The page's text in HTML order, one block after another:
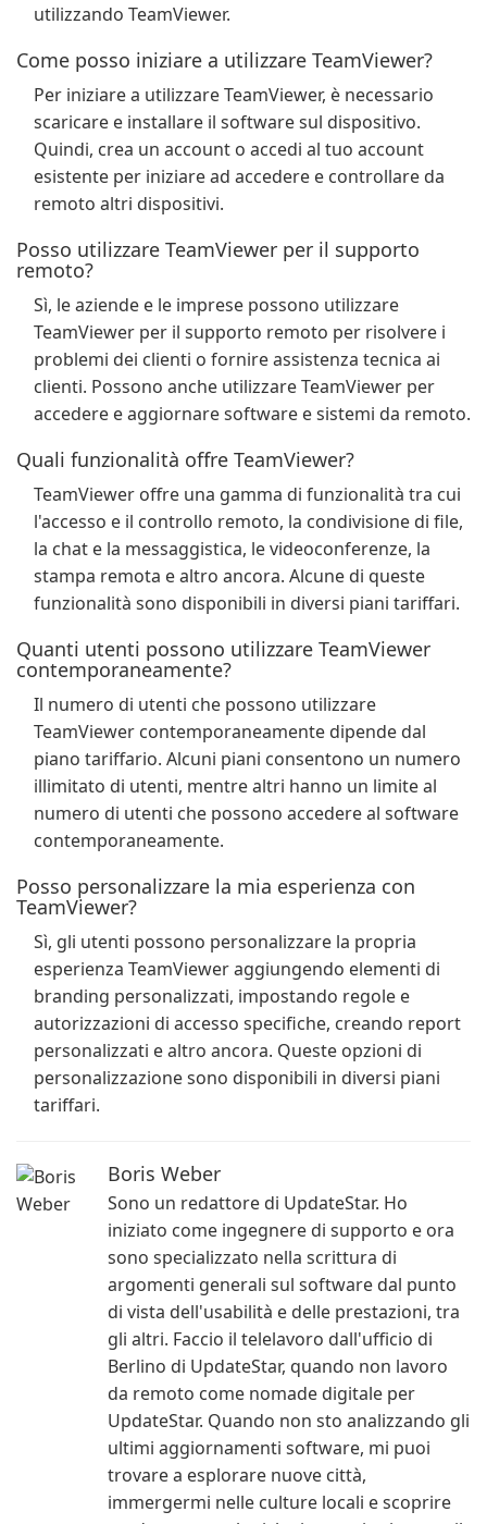
utilizzando TeamViewer.
Come posso iniziare a utilizzare TeamViewer?
Per iniziare a utilizzare TeamViewer, è necessario
scaricare e installare il software sul dispositivo.
Quindi, crea un account o accedi al tuo account
esistente per iniziare ad accedere e controllare da
remoto altri dispositivi.
Posso utilizzare TeamViewer per il supporto
remoto?
Sì, le aziende e le imprese possono utilizzare
TeamViewer per il supporto remoto per risolvere i
problemi dei clienti o fornire assistenza tecnica ai
clienti. Possono anche utilizzare TeamViewer per
accedere e aggiornare software e sistemi da remoto.
Quali funzionalità offre TeamViewer?
TeamViewer offre una gamma di funzionalità tra cui
l'accesso e il controllo remoto, la condivisione di file,
la chat e la messaggistica, le videoconferenze, la
stampa remota e altro ancora. Alcune di queste
funzionalità sono disponibili in diversi piani tariffari.
Quanti utenti possono utilizzare TeamViewer
contemporaneamente?
Il numero di utenti che possono utilizzare
TeamViewer contemporaneamente dipende dal
piano tariffario. Alcuni piani consentono un numero
illimitato di utenti, mentre altri hanno un limite al
numero di utenti che possono accedere al software
contemporaneamente.
Posso personalizzare la mia esperienza con
TeamViewer?
Sì, gli utenti possono personalizzare la propria
esperienza TeamViewer aggiungendo elementi di
branding personalizzati, impostando regole e
autorizzazioni di accesso specifiche, creando report
personalizzati e altro ancora. Queste opzioni di
personalizzazione sono disponibili in diversi piani
tariffari.
Boris Weber
Sono un redattore di UpdateStar. Ho
iniziato come ingegnere di supporto e ora
sono specializzato nella scrittura di
argomenti generali sul software dal punto
di vista dell'usabilità e delle prestazioni, tra
gli altri. Faccio il telelavoro dall'ufficio di
Berlino di UpdateStar, quando non lavoro
da remoto come nomade digitale per
UpdateStar. Quando non sto analizzando gli
ultimi aggiornamenti software, mi puoi
trovare a esplorare nuove città,
immergermi nelle culture locali e scoprire